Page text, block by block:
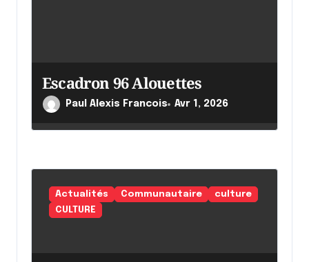
Escadron 96 Alouettes
Paul Alexis Francois Avr 1, 2026
Actualités Communautaire
culture
CULTURE